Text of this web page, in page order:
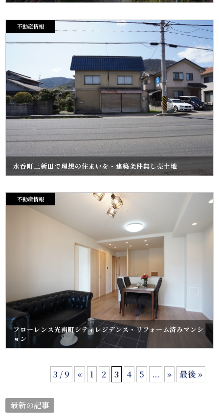
不動産情報
水呑町三新田で理想の住まいを・建築条件無し売土地
不動産情報
フローレンス光南町シティレジデンス・リフォーム済みマンシ
ョン
3 / 9 « 1 2 3 4 5 ... » 最後 »
最新の記事